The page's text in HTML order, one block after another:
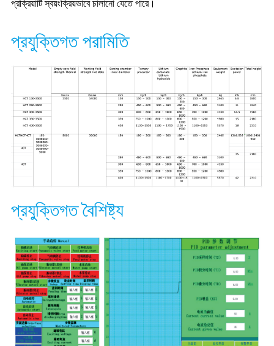
প্রক্রিয়াটি স্বয়ংক্রিয়ভাবে চালানো যেতে পারে।
প্রযুক্তিগত পরামিতি
প্রযুক্তিগত বৈশিষ্ট্য